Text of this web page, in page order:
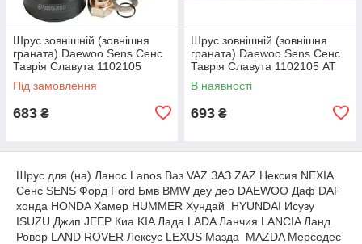
Шрус зовнішній (зовнішня
граната) Daewoo Sens Сенс
Таврія Славута 1102105
AURORA
Під замовлення
683 ₴
Шрус зовнішній (зовнішня
граната) Daewoo Sens Сенс
Таврія Славута 1102105 AT
(АТ)
В наявності
693 ₴
Шрус для (на) Ланос Lanos Ваз VAZ ЗАЗ ZAZ Нексия NEXIA
Сенс SENS Форд Ford Бмв BMW деу део DAEWOO Даф DAF
хонда HONDA Хамер HUMMER Хундай HYUNDAI Исузу
ISUZU Джип JEEP Киа KIA Лада LADA Ланчия LANCIA Ланд
Ровер LAND ROVER Лексус LEXUS Мазда MAZDA Мерседес